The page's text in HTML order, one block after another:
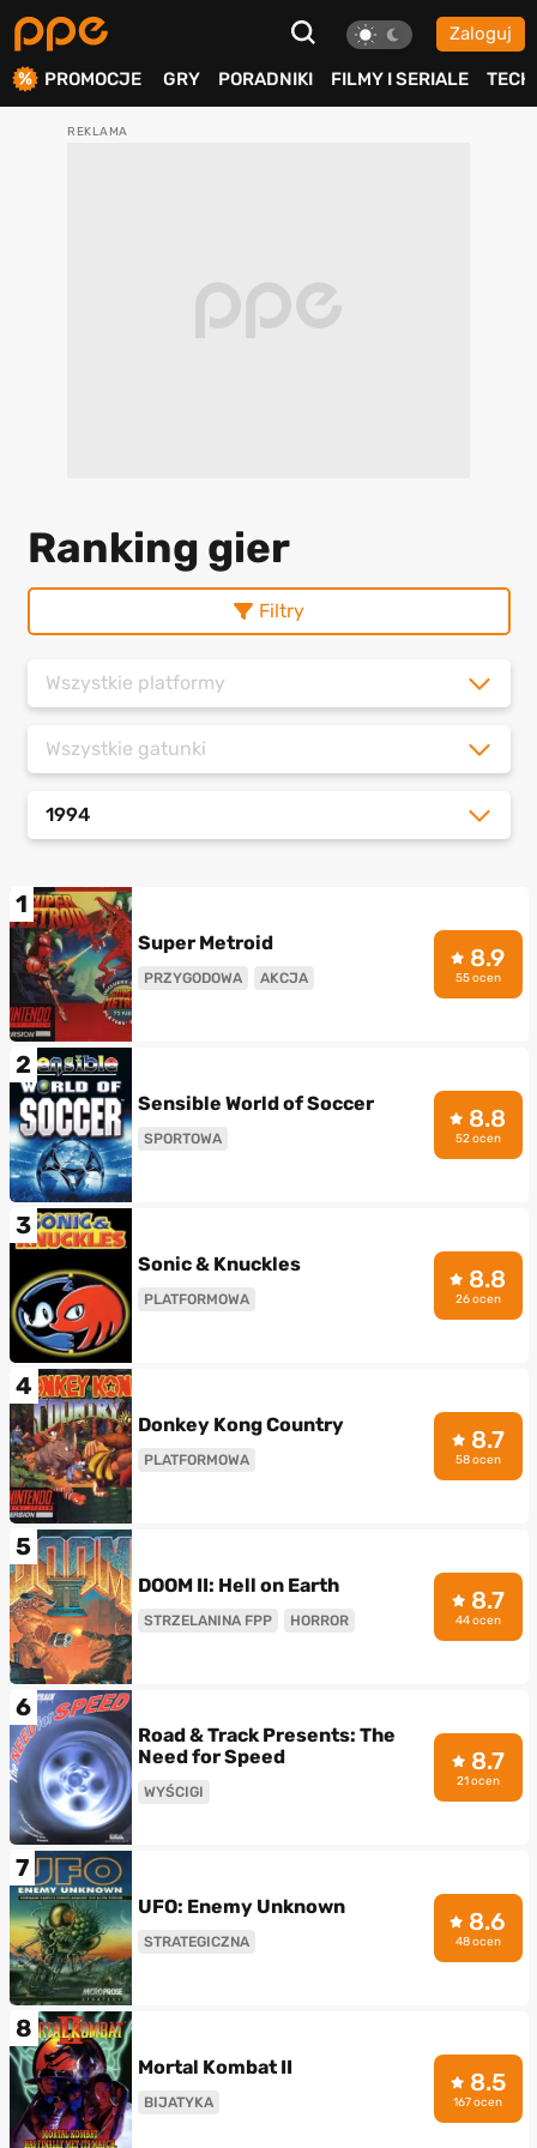
Zaloguj
PROMOCJE GRY PORADNIKI FILMY I SERIALE TECH
Ranking gier
Filtry
Wszystkie platformy
Wszystkie gatunki
1994
1
Super Metroid
PRZYGODOWA AKCJA
8.9
55 ocen
2
Sensible World of Soccer
SPORTOWA
8.8
52 ocen
3
Sonic & Knuckles
PLATFORMOWA
8.8
26 ocen
4
Donkey Kong Country
PLATFORMOWA
8.7
58 ocen
5
DOOM II: Hell on Earth
STRZELANINA FPP HORROR
8.7
44 ocen
6
Road & Track Presents: The
Need for Speed
WYŚCIGI
8.7
21 ocen
7
UFO: Enemy Unknown
STRATEGICZNA
8.6
48 ocen
8
Mortal Kombat II
BIJATYKA
8.5
167 ocen